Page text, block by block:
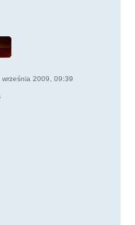
września 2009, 09:39